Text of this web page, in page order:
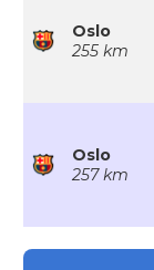
Oslo
255 km
Oslo
257 km